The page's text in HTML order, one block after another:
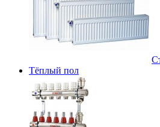
Тёплый пол